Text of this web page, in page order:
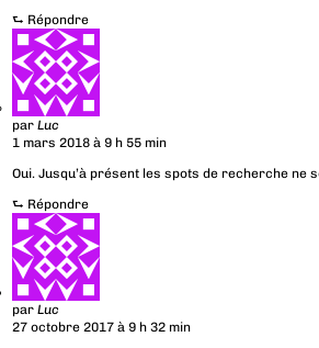
⮑ Répondre
parLuc
1 mars 2018 à 9 h 55 min
Oui. Jusqu’à présent les spots de recherche ne
⮑ Répondre
parLuc
27 octobre 2017 à 9 h 32 min